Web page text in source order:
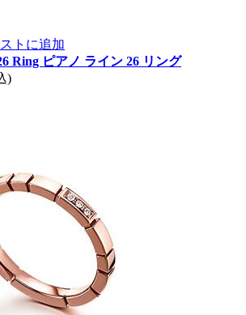
トに追加
Ring ピアノ ライン 26 リング
)